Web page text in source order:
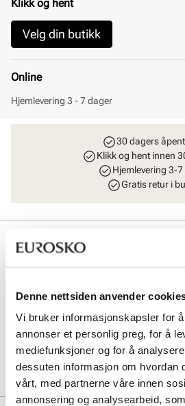
Denne nettsiden anvender
Vi bruker informasjonskapsler for
annonser et personlig preg, for å
mediefunksjoner og for å
dessuten informasjon om hvordan
vårt, med partnerne våre innen
annonsering og analysearbeid,
Klikk og hent
Velg din butikk
Online
Hjemlevering 3 - 7 dager
30 dagers
Klikk og hent innen
Hjemlevering 3-
Gratis retur i
Beskrivelse
Lett og heklet sommernett fra Stockholm
mobillomme på innsiden. Modellen har
stranden, ferie, fritid og shopping. L: 25
Art. nr96243403
Lev. art. nr8903